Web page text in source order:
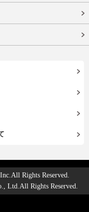
Rights Reserved.
Ltd.All Rights Reserved.